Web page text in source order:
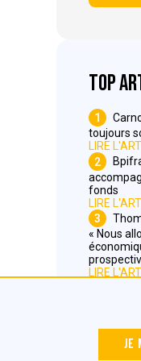
Top
1
toujours
LIRE
2
fonds
LIRE
3
« Nous
LIRE
Je